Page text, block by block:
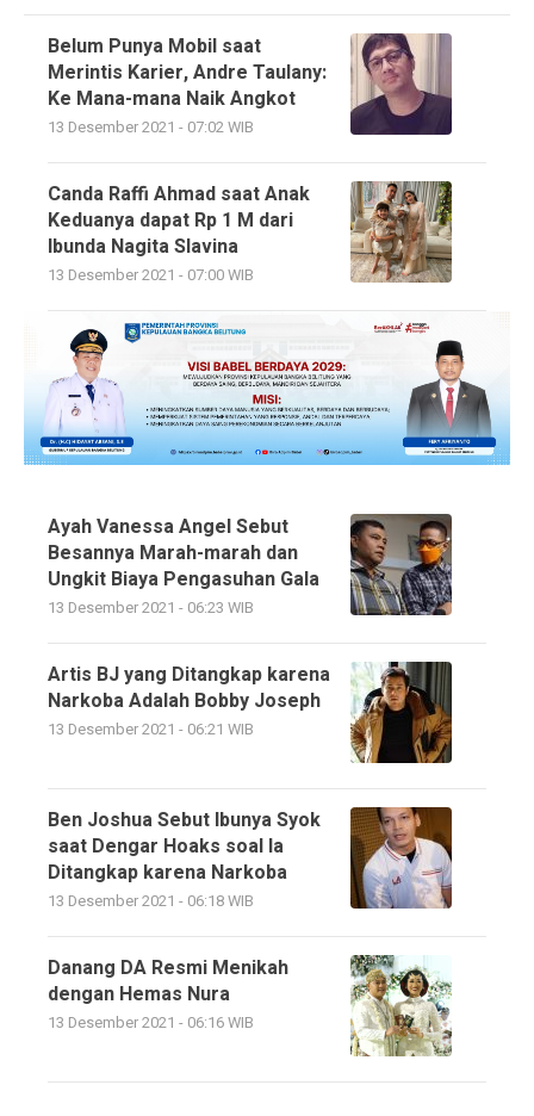
Belum Punya Mobil saat
Merintis Karier, Andre Taulany:
Ke Mana-mana Naik Angkot
13 Desember 2021 - 07:02 WIB
Canda Raffi Ahmad saat Anak
Keduanya dapat Rp 1 M dari
Ibunda Nagita Slavina
13 Desember 2021 - 07:00 WIB
Ayah Vanessa Angel Sebut
Besannya Marah-marah dan
Ungkit Biaya Pengasuhan Gala
13 Desember 2021 - 06:23 WIB
Artis BJ yang Ditangkap karena
Narkoba Adalah Bobby Joseph
13 Desember 2021 - 06:21 WIB
Ben Joshua Sebut Ibunya Syok
saat Dengar Hoaks soal Ia
Ditangkap karena Narkoba
13 Desember 2021 - 06:18 WIB
Danang DA Resmi Menikah
dengan Hemas Nura
13 Desember 2021 - 06:16 WIB